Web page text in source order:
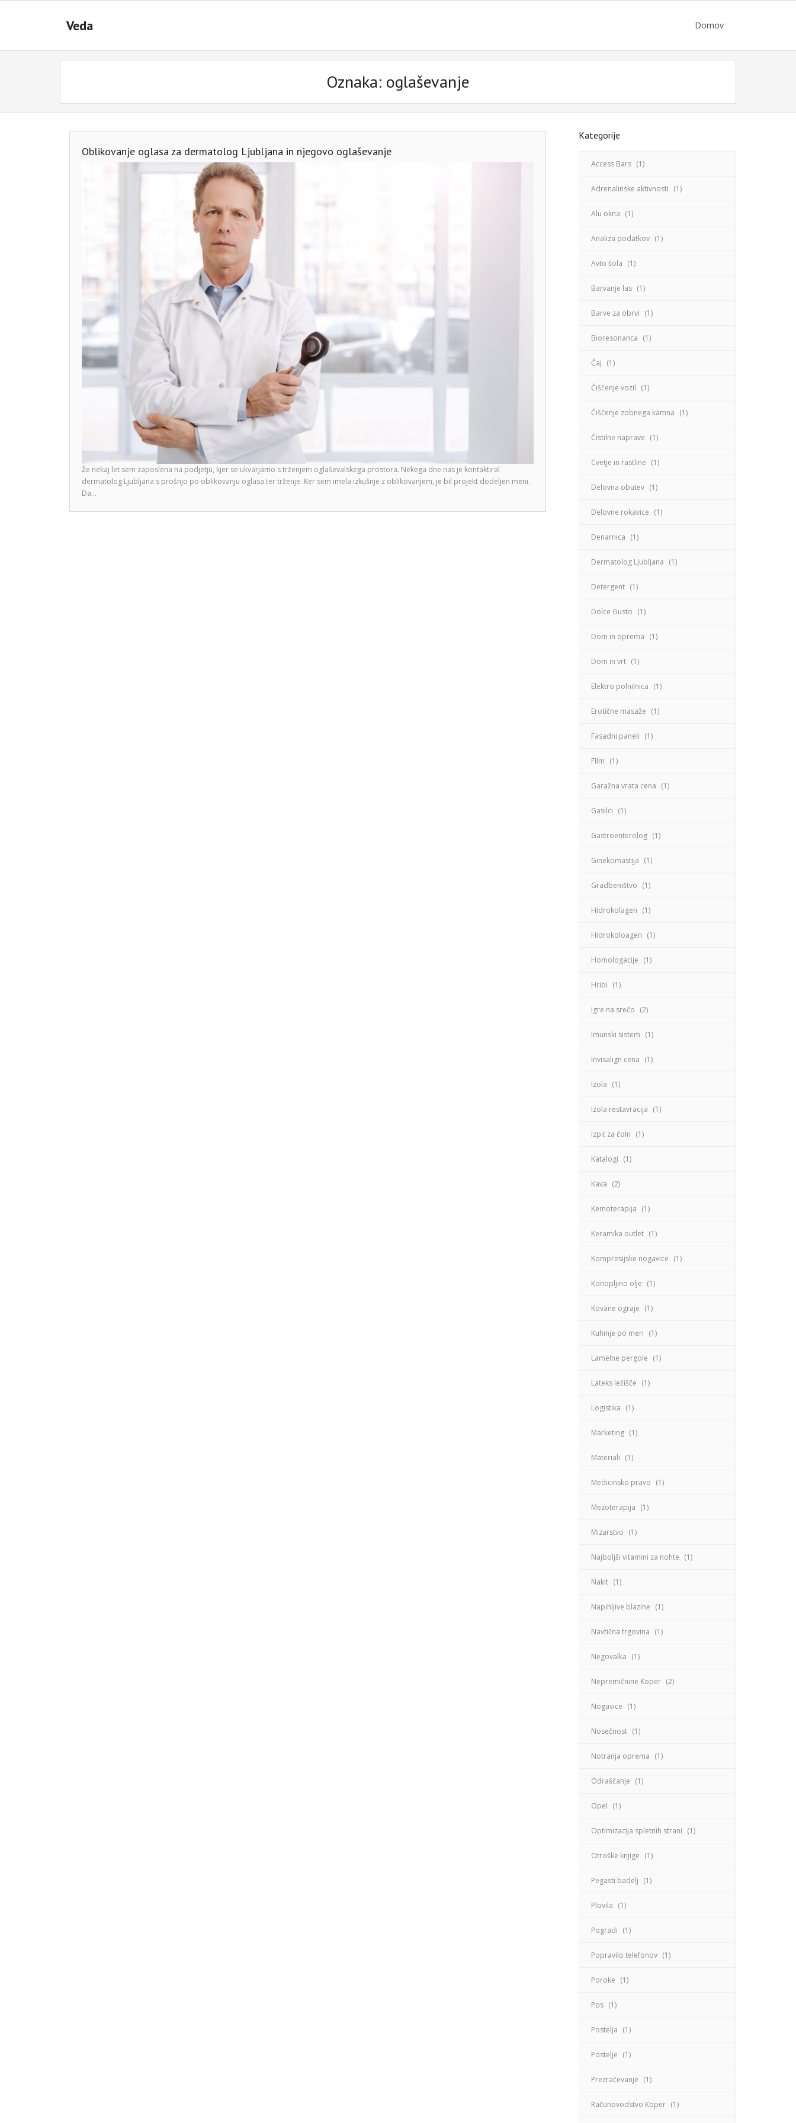
Veda Domov
Oznaka: oglaševanje
Oblikovanje oglasa za dermatolog Ljubljana in njegovo oglaševanje
Že nekaj let sem zaposlena na podjetju, kjer se ukvarjamo s trženjem oglaševalskega prostora. Nekega dne nas je kontaktiral
dermatolog Ljubljana s prošnjo po oblikovanju oglasa ter trženje. Ker sem imela izkušnje z oblikovanjem, je bil projekt dodeljen meni.
Da…
Kategorije
Access Bars (1)
Adrenalinske aktivnosti (1)
Alu okna (1)
Analiza podatkov (1)
Avto šola (1)
Barvanje las (1)
Barve za obrvi (1)
Bioresonanca (1)
Čaj (1)
Čiščenje vozil (1)
Čiščenje zobnega kamna (1)
Čistilne naprave (1)
Cvetje in rastline (1)
Delovna obutev (1)
Delovne rokavice (1)
Denarnica (1)
Dermatolog Ljubljana (1)
Detergent (1)
Dolce Gusto (1)
Dom in oprema (1)
Dom in vrt (1)
Elektro polnilnica (1)
Erotične masaže (1)
Fasadni paneli (1)
FIlm (1)
Garažna vrata cena (1)
Gasilci (1)
Gastroenterolog (1)
Ginekomastija (1)
Gradbeništvo (1)
Hidrokolagen (1)
Hidrokoloagen (1)
Homologacije (1)
Hribi (1)
Igre na srečo (2)
Imunski sistem (1)
Invisalign cena (1)
Izola (1)
Izola restavracija (1)
Izpit za čoln (1)
Katalogi (1)
Kava (2)
Kemoterapija (1)
Keramika outlet (1)
Kompresijske nogavice (1)
Konopljino olje (1)
Kovane ograje (1)
Kuhinje po meri (1)
Lamelne pergole (1)
Lateks ležišče (1)
Logistika (1)
Marketing (1)
Materiali (1)
Medicinsko pravo (1)
Mezoterapija (1)
Mizarstvo (1)
Najboljši vitamini za nohte (1)
Nakit (1)
Napihljive blazine (1)
Navtična trgovina (1)
Negovalka (1)
Nepremičnine Koper (2)
Nogavice (1)
Nosečnost (1)
Notranja oprema (1)
Odraščanje (1)
Opel (1)
Optimizacija spletnih strani (1)
Otroške knjige (1)
Pegasti badelj (1)
Plovila (1)
Pogradi (1)
Popravilo telefonov (1)
Poroke (1)
Pos (1)
Postelja (1)
Postelje (1)
Prezračevanje (1)
Računovodstvo Koper (1)